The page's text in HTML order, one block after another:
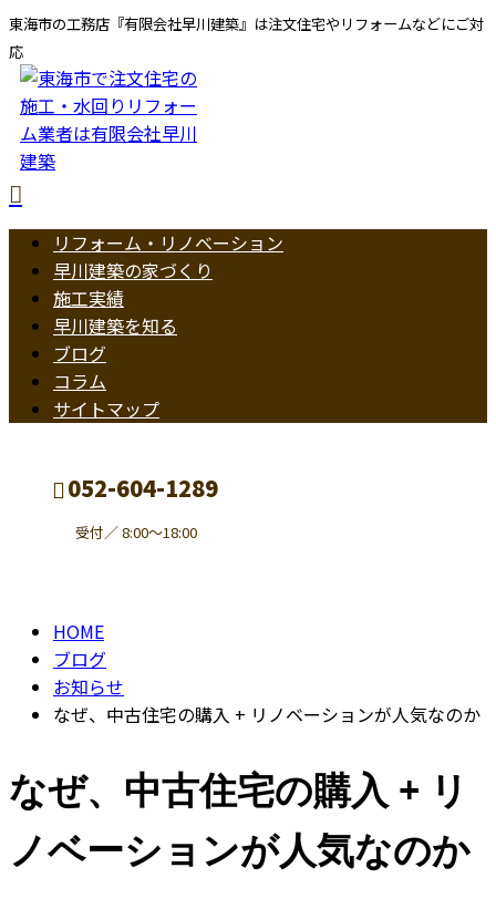
東海市の工務店『有限会社早川建築』は注文住宅やリフォームなどにご対
応
リフォーム・リノベーション
早川建築の家づくり
施工実績
早川建築を知る
ブログ
コラム
サイトマップ
052-604-1289
受付／ 8:00～18:00
HOME
ブログ
お知らせ
なぜ、中古住宅の購入 + リノベーションが人気なのか
なぜ、中古住宅の購入 + リ
ノベーションが人気なのか